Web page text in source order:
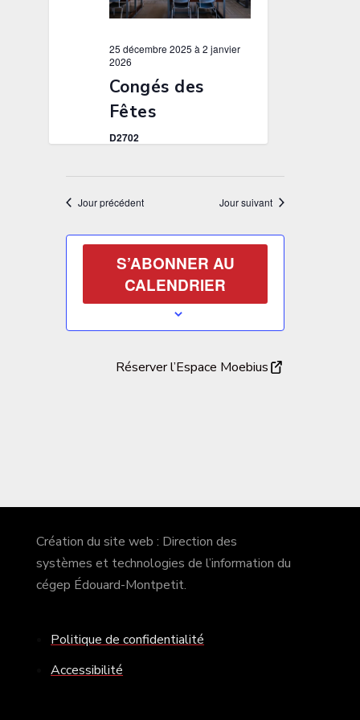
25 décembre 2025 à 2 janvier
2026
Congés des
Fêtes
D2702
Jour précédent Jour suivant
S’ABONNER AU
CALENDRIER
Réserver l’Espace Moebius
Création du site web : Direction des
systèmes et technologies de l’information du
cégep Édouard-Montpetit.
Politique de confidentialité
Accessibilité